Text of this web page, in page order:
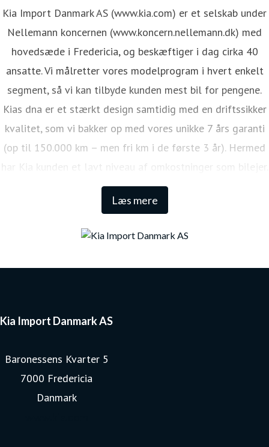
Læs mere
Kia Import Danmark AS (www.kia.com) er et selskab under
Nellemann koncernen (www.koncern.nellemann.dk) med
hovedsæde i Fredericia, og beskæftiger i dag cirka 40
ansatte. Vi målretter vores modelprogram i hvert enkelt
segment, så vi kan tilbyde kunden mest bil for pengene.
Kias dna er et stærkt design samtidig med en driftssikker
kvalitet, som vi bakker op med vores unikke 7 års garanti
(op til 150.000 km – men fri km i de første 3 år). Hermed
har Kia kunden et lavt niveau af omkostninger som bilejer.
Den lange garanti sikrer samtidig én af de højeste
restværdier i markedet.
Kia Import Danmark AS
Baronessens Kvarter 5
7000 Fredericia
Danmark